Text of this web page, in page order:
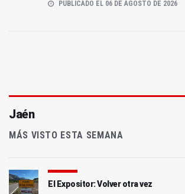
PUBLICADO EL 06 DE AGOSTO DE 2026
Jaén
MÁS VISTO ESTA SEMANA
El Expositor: Volver otra vez